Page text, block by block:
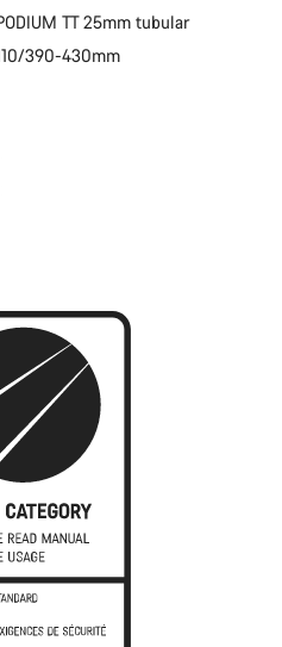
TT 25mm tubular
390-430mm